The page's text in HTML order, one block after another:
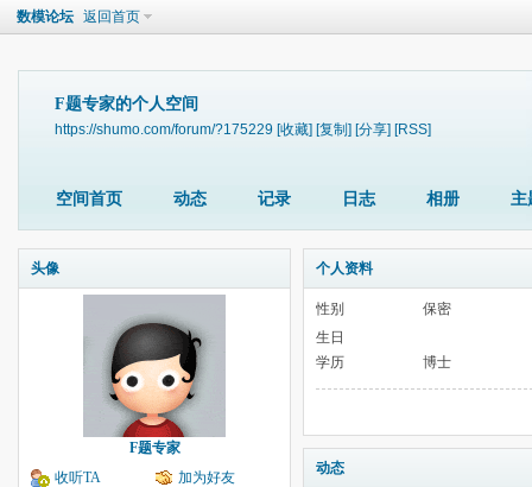
数模论坛 返回首页
F题专家的个人空间
https://shumo.com/forum/?175229 [收藏] [复制] [分享] [RSS]
空间首页 动态 记录 日志 相册 主
头像
F题专家
收听TA
加为好友
个人资料
性别
保密
生日
学历
博士
动态